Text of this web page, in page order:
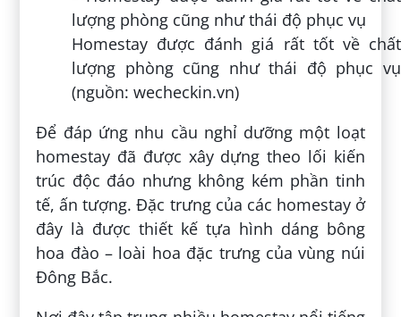
Khuôn viên rộng rãi được trồng nhiều cây
xanh mang tới bầu không khí trong lành
Khi đến nghỉ dưỡng tại các homestay làng
Pả Vi, du khách sẽ được thỏa thích trải
nghiệm các dịch vụ tiện nghi như quán ăn,
quán cà phê, gian hàng trưng bày đồ lưu
niệm, thổ cẩm bắt mắt,… Ngoài ra dịch vụ
gội đầu và ngâm chân thảo dược cũng thú